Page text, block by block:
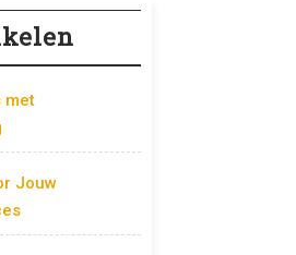
met
Jouw